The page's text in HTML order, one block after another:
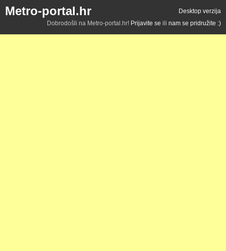
Metro-portal.hr
Desktop verzija
Dobrodošli na Metro-portal.hr! Prijavite se ili nam se pridružite :)